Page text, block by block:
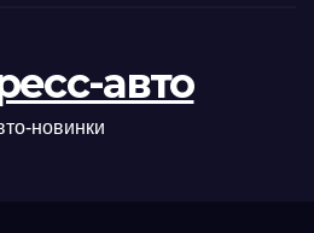
авто
новинки